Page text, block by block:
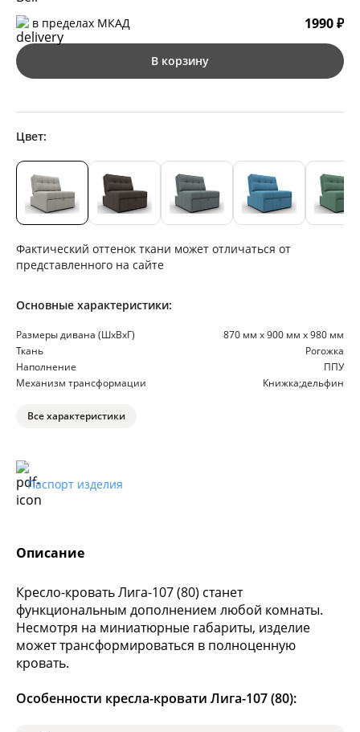
Описание
Кресло-кровать Лига-107 (80) станет
функциональным дополнением любой комнаты.
Несмотря на миниатюрные габариты, изделие
может трансформироваться в полноценную
кровать.
Особенности кресла-кровати Лига-107 (80):
в пределах МКАД 1990 ₽
В корзину
Цвет:
Фактический оттенок ткани может отличаться от
представленного на сайте
Основные характеристики:
Размеры дивана (ШхВхГ)
870 мм х 900 мм х 980 мм
Ткань
Рогожка
Наполнение
ППУ
Механизм трансформации
Книжка;дельфин
Все характеристики
Паспорт изделия